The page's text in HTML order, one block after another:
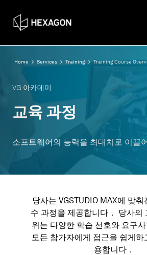
Home Services Training Training Course
VG 아카데미
교육 과정
소프트웨어의 능력을 최대치로 이끌
당사는 VGSTUDIO MAX에 맞춰
수 과정을 제공합니다． 당사의
위는 다양한 학습 선호와 요구
모든 참가자에게 접근을 쉽게하
용합니다．